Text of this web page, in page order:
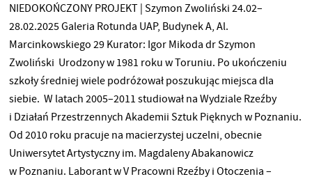
NIEDOKOŃCZONY PROJEKT | Szymon Zwoliński 24.02–
28.02.2025 Galeria Rotunda UAP, Budynek A, Al.
Marcinkowskiego 29 Kurator: Igor Mikoda dr Szymon
Zwoliński Urodzony w 1981 roku w Toruniu. Po ukończeniu
szkoły średniej wiele podróżował poszukując miejsca dla
siebie. W latach 2005–2011 studiował na Wydziale Rzeźby
i Działań Przestrzennych Akademii Sztuk Pięknych w Poznaniu.
Od 2010 roku pracuje na macierzystej uczelni, obecnie
Uniwersytet Artystyczny im. Magdaleny Abakanowicz
w Poznaniu. Laborant w V Pracowni Rzeźby i Otoczenia –